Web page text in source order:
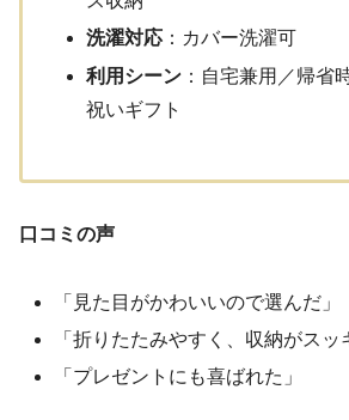
洗濯対応 ：カバー洗濯可
利用シーン ：自宅兼用／帰省
祝いギフト
口コミの声
「見た目がかわいいので選んだ」
「折りたたみやすく、収納がスッ
「プレゼントにも喜ばれた」